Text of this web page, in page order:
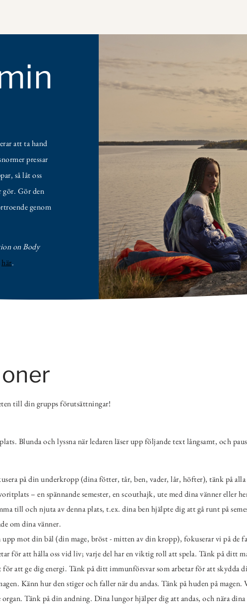
att ta hand
pressar
så låt oss
gör. Gör den
genom
on Body
här.
till din grupps förutsättningar!
Blunda och lyssna när ledaren läser upp följande text långsamt, och
på din underkropp (dina fötter, tår, ben, vader, lår, höfter), tänk på
– en spännande semester, en scouthajk, ute med dina vänner eller
till och njuta av denna plats, t.ex. dina ben hjälpte dig att gå runt på
om dina vänner.
mot din bål (din mage, bröst - mitten av din kropp), fokuserar vi på de
för att hålla oss vid liv; varje del har en viktig roll att spela. Tänk på ditt
för att ge dig energi. Tänk på ditt immunförsvar som arbetar för att skydda
Känn hur den stiger och faller när du andas. Tänk på huden på magen.
organ. Tänk på din andning. Dina lungor hjälper dig att andas, och nära